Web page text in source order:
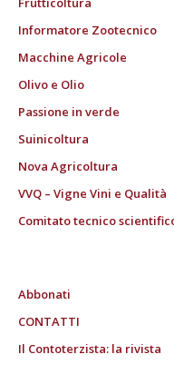
Informatore Zootecnico
Macchine Agricole
Olivo e Olio
Passione in verde
Suinicoltura
Nova Agricoltura
VVQ – Vigne Vini e Qualità
Comitato tecnico
Abbonati
CONTATTI
Il Contoterzista: la rivista